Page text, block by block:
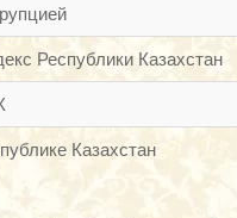
Республики Казахстан
Казахстан